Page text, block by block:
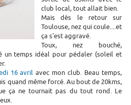
club local, tout allait bien.
Mais dès le retour sur
Toulouse, nez qui coule....et
ça s'est aggravé.
Toux, nez bouché,
un temps idéal pour pédaler (soleil et
16 avril avec mon club. Beau temps,
quand même forcé. Au bout de 20kms,
ça ne tournait pas du tout rond. Le